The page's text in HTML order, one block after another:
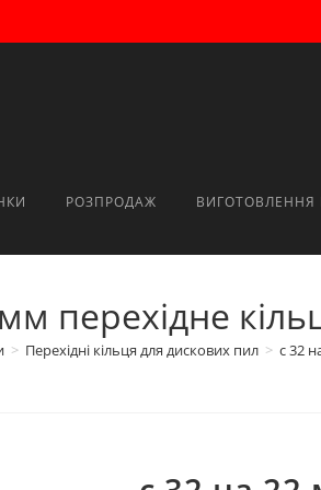
РОЗПРОДАЖ
перехідне
> Перехідні кільця для дискових пил > с 32